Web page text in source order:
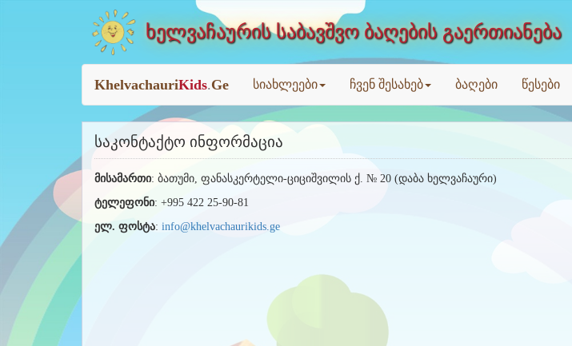
ხელვაჩაურის საბავშვო ბაღების გაერთიანება
KhelvachauriKids.Ge სიახლეები ჩვენ შესახებ ბაღები წესები
საკონტაქტო ინფორმაცია
მისამართი: ბათუმი, ფანასკერტელი-ციციშვილის ქ. № 20 (დაბა ხელვაჩაური)
ტელეფონი: +995 422 25-90-81
ელ. ფოსტა: info@khelvachaurikids.ge